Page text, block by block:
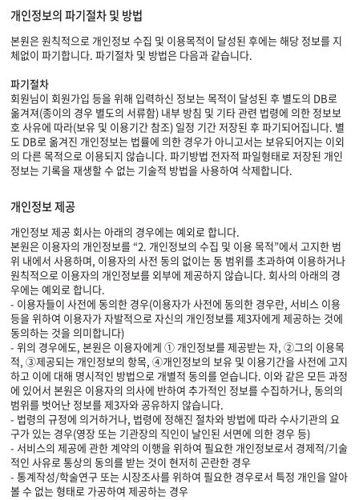
개인정보의 파기절차 및 방법
본원은 원칙적으로 개인정보 수집 및 이용목적이 달성된 후에는 해당 정보를 지
체없이 파기합니다. 파기절차 및 방법은 다음과 같습니다.
파기절차
회원님이 회원가입 등을 위해 입력하신 정보는 목적이 달성된 후 별도의 DB로
옮겨져(종이의 경우 별도의 서류함) 내부 방침 및 기타 관련 법령에 의한 정보보
호 사유에 따라(보유 및 이용기간 참조) 일정 기간 저장된 후 파기되어집니다. 별
도 DB로 옮겨진 개인정보는 법률에 의한 경우가 아니고서는 보유되어지는 이외
의 다른 목적으로 이용되지 않습니다. 파기방법 전자적 파일형태로 저장된 개인
정보는 기록을 재생할 수 없는 기술적 방법을 사용하여 삭제합니다.
개인정보 제공
개인정보 제공 회사는 아래의 경우에는 예외로 합니다.
본원은 이용자의 개인정보를 “2. 개인정보의 수집 및 이용 목적”에서 고지한 범
위 내에서 사용하며, 이용자의 사전 동의 없이는 동 범위를 초과하여 이용하거나
원칙적으로 이용자의 개인정보를 외부에 제공하지 않습니다. 회사의 아래의 경
우에는 예외로 합니다.
- 이용자들이 사전에 동의한 경우(이용자가 사전에 동의한 경우란, 서비스 이용
등을 위하여 이용자가 자발적으로 자신의 개인정보를 제3자에게 제공하는 것에
동의하는 것을 의미합니다)
- 위의 경우에도, 본원은 이용자에게 ① 개인정보를 제공받는 자, ②그의 이용목
적, ③제공되는 개인정보의 항목, ④개인정보의 보유 및 이용기간을 사전에 고지
하고 이에 대해 명시적인 방법으로 개별적 동의를 얻습니다. 이와 같은 모든 과정
에 있어서 본원은 이용자의 의사에 반하여 추가적인 정보를 수집하거나, 동의의
범위를 벗어난 정보를 제3자와 공유하지 않습니다.
- 법령의 규정에 의거하거나, 법령에 정해진 절차와 방법에 따라 수사기관의 요
구가 있는 경우(영장 또는 기관장의 직인이 날인된 서면에 의한 경우 등)
- 서비스의 제공에 관한 계약의 이행을 위하여 필요한 개인정보로서 경제적/기술
적인 사유로 통상의 동의를 받는 것이 현저히 곤란한 경우
- 통계작성/학술연구 또는 시장조사를 위하여 필요한 경우로서 특정 개인을 알아
볼 수 없는 형태로 가공하여 제공하는 경우